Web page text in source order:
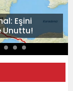
Eşini
Unuttu!